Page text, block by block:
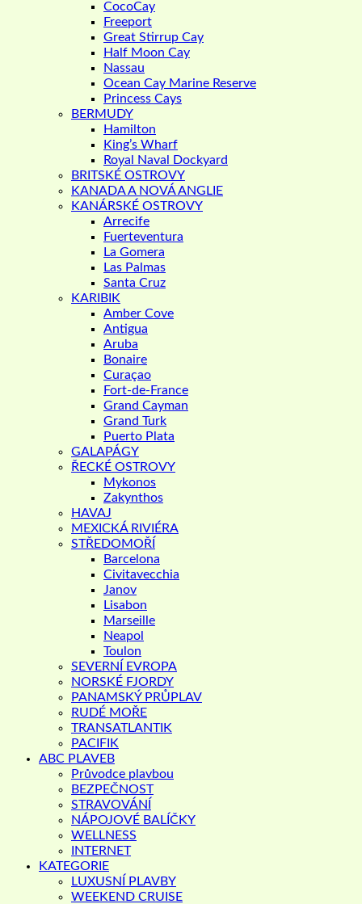
CocoCay
Freeport
Great Stirrup Cay
Half Moon Cay
Nassau
Ocean Cay Marine Reserve
Princess Cays
BERMUDY
Hamilton
King’s Wharf
Royal Naval Dockyard
BRITSKÉ OSTROVY
KANADA A NOVÁ ANGLIE
KANÁRSKÉ OSTROVY
Arrecife
Fuerteventura
La Gomera
Las Palmas
Santa Cruz
KARIBIK
Amber Cove
Antigua
Aruba
Bonaire
Curaçao
Fort-de-France
Grand Cayman
Grand Turk
Puerto Plata
GALAPÁGY
ŘECKÉ OSTROVY
Mykonos
Zakynthos
HAVAJ
MEXICKÁ RIVIÉRA
STŘEDOMOŘÍ
Barcelona
Civitavecchia
Janov
Lisabon
Marseille
Neapol
Toulon
SEVERNÍ EVROPA
NORSKÉ FJORDY
PANAMSKÝ PRŮPLAV
RUDÉ MOŘE
TRANSATLANTIK
PACIFIK
ABC PLAVEB
Průvodce plavbou
BEZPEČNOST
STRAVOVÁNÍ
NÁPOJOVÉ BALÍČKY
WELLNESS
INTERNET
KATEGORIE
LUXUSNÍ PLAVBY
WEEKEND CRUISE